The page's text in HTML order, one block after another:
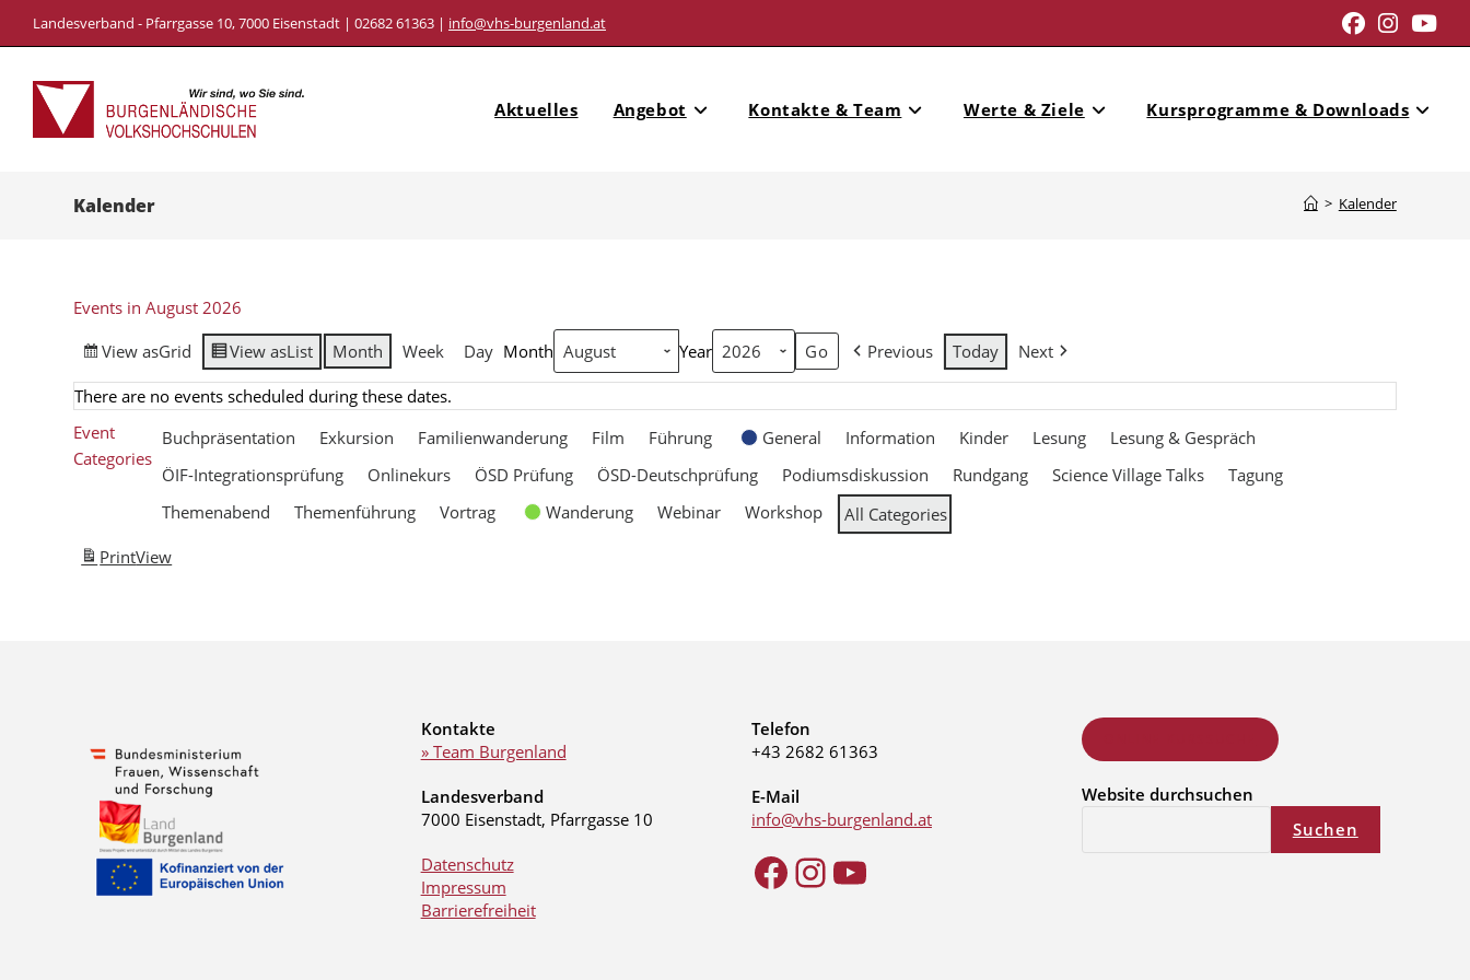
Landesverband - Pfarrgasse 10, 7000 Eisenstadt | 02682 61363 | info@vhs-burgenland.at
Aktuelles Angebot Kontakte & Team Werte & Ziele Kursprogramme & Downloads
Kalender > Kalender
Events in August 2026
View asGrid View asList Month Week Day Month Year Previous Today Next
There are no events scheduled during these dates.
Event
Categories
Buchpräsentation Exkursion Familienwanderung Film Führung General Information Kinder Lesung
Lesung & Gespräch
ÖIF-Integrationsprüfung
Onlinekurs ÖSD Prüfung ÖSD-Deutschprüfung Podiumsdiskussion Rundgang Science Village Talks
Tagung
Themenabend
Themenführung Vortrag Wanderung Webinar Workshop
All Categories
PrintView
Kontakte
» Team Burgenland
Landesverband
7000 Eisenstadt, Pfarrgasse 10
Datenschutz
Impressum
Barrierefreiheit
Telefon
+43 2682 61363
E-Mail
info@vhs-burgenland.at
Website durchsuchen
Suchen